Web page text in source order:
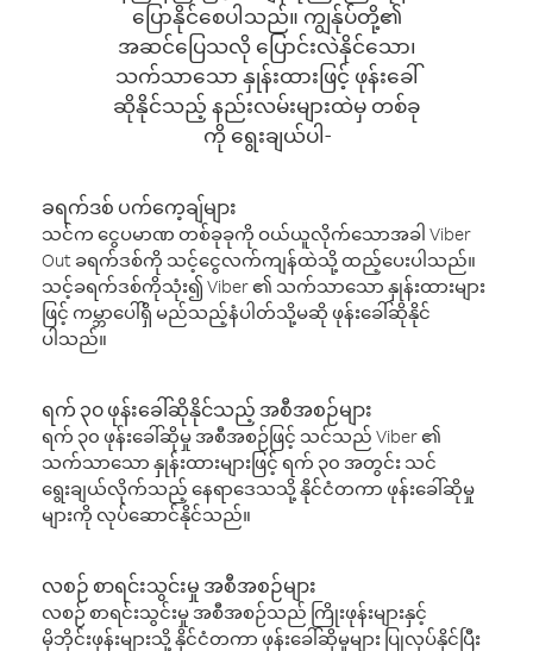
ပြောနိုင်စေပါသည်။ ကျွန်ုပ်တို့၏
အဆင်ပြေသလို ပြောင်းလဲနိုင်သော၊
သက်သာသော နှုန်းထားဖြင့် ဖုန်းခေါ်
ဆိုနိုင်သည့် နည်းလမ်းများထဲမှ တစ်ခု
ကို ရွေးချယ်ပါ-
ခရက်ဒစ် ပက်ကေ့ချ်များ
သင်က ငွေပမာဏ တစ်ခုခုကို ဝယ်ယူလိုက်သောအခါ Viber
Out ခရက်ဒစ်ကို သင့်ငွေလက်ကျန်ထဲသို့ ထည့်ပေးပါသည်။
သင့်ခရက်ဒစ်ကိုသုံး၍ Viber ၏ သက်သာသော နှုန်းထားများ
ဖြင့် ကမ္ဘာပေါ်ရှိ မည်သည့်နံပါတ်သို့မဆို ဖုန်းခေါ်ဆိုနိုင်
ပါသည်။
ရက် ၃၀ ဖုန်းခေါ်ဆိုနိုင်သည့် အစီအစဉ်များ
ရက် ၃၀ ဖုန်းခေါ်ဆိုမှု အစီအစဉ်ဖြင့် သင်သည် Viber ၏
သက်သာသော နှုန်းထားများဖြင့် ရက် ၃၀ အတွင်း သင်
ရွေးချယ်လိုက်သည့် နေရာဒေသသို့ နိုင်ငံတကာ ဖုန်းခေါ်ဆိုမှု
များကို လုပ်ဆောင်နိုင်သည်။
လစဉ် စာရင်းသွင်းမှု အစီအစဉ်များ
လစဉ် စာရင်းသွင်းမှု အစီအစဉ်သည် ကြိုးဖုန်းများနှင့်
မိုဘိုင်းဖုန်းများသို့ နိုင်ငံတကာ ဖုန်းခေါ်ဆိုမှုများ ပြုလုပ်နိုင်ပြီး